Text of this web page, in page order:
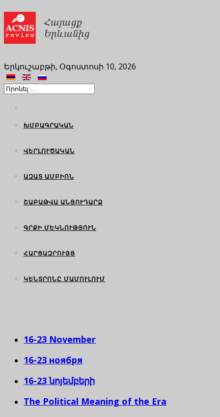
Երկուշաբթի, Օգոստոսի 10, 2026
ԽՄԲԱԳՐԱԿԱՆ
ՎԵՐԼՈՒԾԱԿԱՆ
ԱԶԱՏ ԱՄԲԻՈՆ
ՇԱԲԱԹՎԱ ԱՆՑՈՒԴԱՐՁ
ԳՐՔԻ ՄԵԿՆՈՒԹՅՈՒՆ
ՀԱՐՑԱԶՐՈՒՅՑ
ԿԵՆՏՐՈՆԸ ՄԱՄՈՒԼՈՒՄ
16-23 November
16-23 ноября
16-23 նոյեմբերի
The Political Meaning of the Era